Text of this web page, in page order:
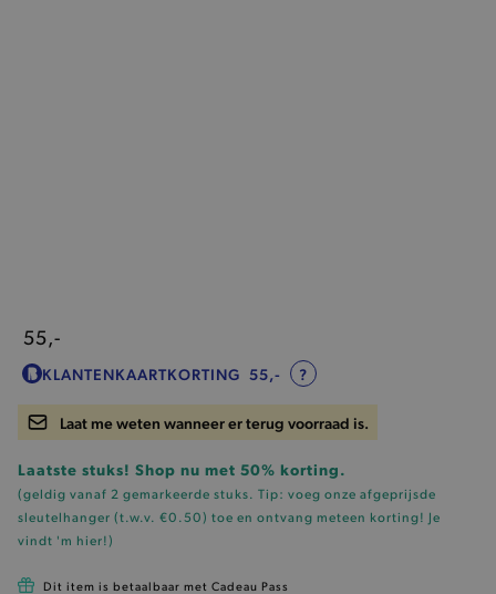
55,-
KLANTENKAARTKORTING 55,- ?
Laat me weten wanneer er terug voorraad is.
Laatste stuks! Shop nu met 50% korting.
(geldig vanaf 2 gemarkeerde stuks. Tip: voeg onze afgeprijsde
sleutelhanger (t.w.v. €0.50) toe en ontvang meteen korting! Je
vindt 'm hier!)
Dit item is betaalbaar met Cadeau Pass